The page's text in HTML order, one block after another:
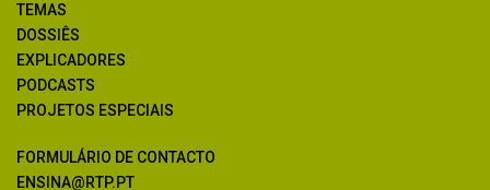
TEMAS
DOSSIÊS
EXPLICADORES
PODCASTS
PROJETOS ESPECIAIS
FORMULÁRIO DE CONTACTO
ENSINA@RTP.PT